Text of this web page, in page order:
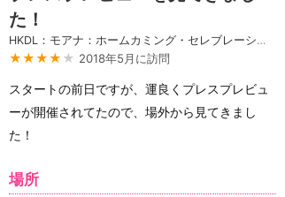
た！
HKDL：モアナ：ホームカミング・セレブレーション
★★★★ ★ 2018年5月に訪問
スタートの前日ですが、運良くプレスプレビュ
ーが開催されてたので、場外から見てきまし
た！
場所